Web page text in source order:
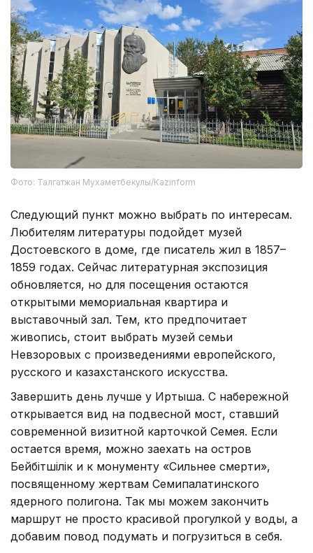
Фото: Талгатжан Мухаметбекулы/Кazinform
Следующий пункт можно выбрать по интересам.
Любителям литературы подойдет музей
Достоевского в доме, где писатель жил в 1857–
1859 годах. Сейчас литературная экспозиция
обновляется, но для посещения остаются
открытыми мемориальная квартира и
выставочный зал. Тем, кто предпочитает
живопись, стоит выбрать музей семьи
Невзоровых с произведениями европейского,
русского и казахстанского искусства.
Завершить день лучше у Иртыша. С набережной
открывается вид на подвесной мост, ставший
современной визитной карточкой Семея. Если
остается время, можно заехать на остров
Бейбітшілік и к монументу «Сильнее смерти»,
посвященному жертвам Семипалатинского
ядерного полигона. Так мы можем закончить
маршрут не просто красивой прогулкой у воды, а
добавим повод подумать и погрузиться в себя.